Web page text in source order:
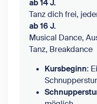
ab 14 J.
Tanz dich frei,
ab 16 J.
Musical Dance,
Tanz, Breakdance
Kursbeginn: